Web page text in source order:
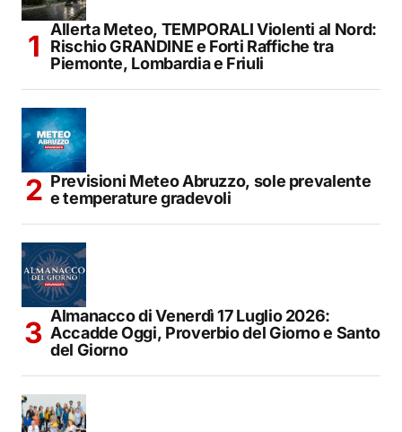
Allerta Meteo, TEMPORALI Violenti al Nord:
Rischio GRANDINE e Forti Raffiche tra
Piemonte, Lombardia e Friuli
Previsioni Meteo Abruzzo, sole prevalente
e temperature gradevoli
Almanacco di Venerdì 17 Luglio 2026:
Accadde Oggi, Proverbio del Giorno e Santo
del Giorno